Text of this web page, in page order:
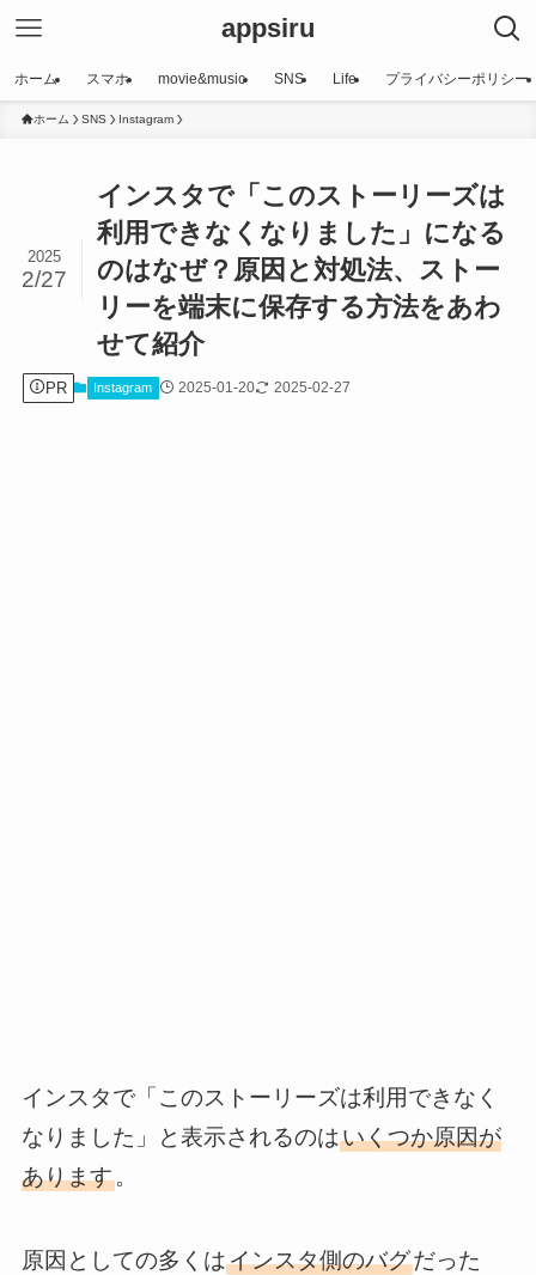
appsiru
ホーム スマホ movie&music SNS Life プライバシーポリシー
ホーム SNS Instagram
インスタで「このストーリーズは
利用できなくなりました」になる
のはなぜ？原因と対処法、ストー
リーを端末に保存する方法をあわ
せて紹介
2025
2/27
PR Instagram 2025-01-20 2025-02-27
インスタで「このストーリーズは利用できなく
なりました」と表示されるのはいくつか原因が
あります。
原因としての多くはインスタ側のバグだった